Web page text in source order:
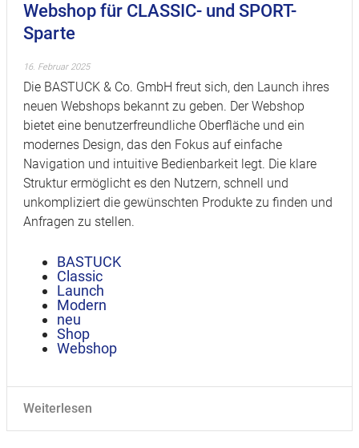
Webshop für CLASSIC- und SPORT-
Sparte
16. Februar 2025
Die BASTUCK & Co. GmbH freut sich, den Launch ihres
neuen Webshops bekannt zu geben. Der Webshop
bietet eine benutzerfreundliche Oberfläche und ein
modernes Design, das den Fokus auf einfache
Navigation und intuitive Bedienbarkeit legt. Die klare
Struktur ermöglicht es den Nutzern, schnell und
unkompliziert die gewünschten Produkte zu finden und
Anfragen zu stellen.
BASTUCK
Classic
Launch
Modern
neu
Shop
Webshop
Weiterlesen